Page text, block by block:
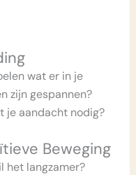
wat er in je
zijn gespannen?
je aandacht nodig?
Beweging
het langzamer?